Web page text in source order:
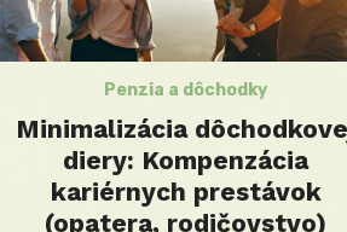
Penzia a dôchodky
Minimalizácia
diery: Kompenzácia
kariérnych prestávok
(opatera, rodičovstvo)